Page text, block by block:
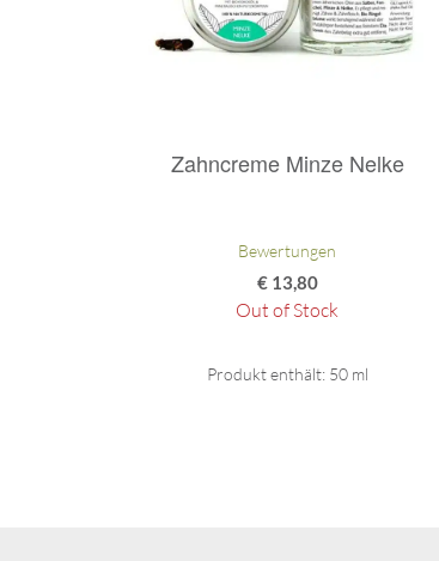
Zahncreme Minze Nelke
Bewertungen
€13,80
Out of Stock
Produkt enthält: 50 ml